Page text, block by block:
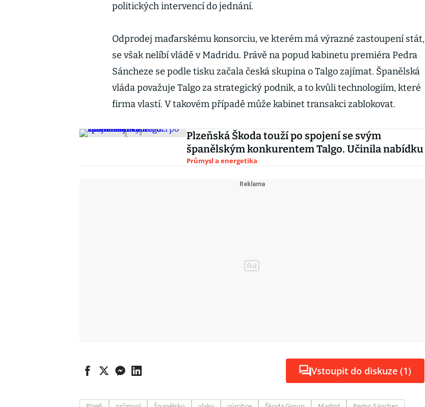
politických intervencí do jednání.
Odprodej maďarskému konsorciu, ve kterém má výrazné zastoupení stát,
se však nelíbí vládě v Madridu. Právě na popud kabinetu premiéra Pedra
Sáncheze se podle tisku začala česká skupina o Talgo zajímat. Španělská
vláda považuje Talgo za strategický podnik, a to kvůli technologiím, které
firma vlastí. V takovém případě může kabinet transakci zablokovat.
Plzeňská Škoda touží po spojení se svým
španělským konkurentem Talgo. Učinila nabídku
Průmysl a energetika
Vstoupit do diskuze (1)